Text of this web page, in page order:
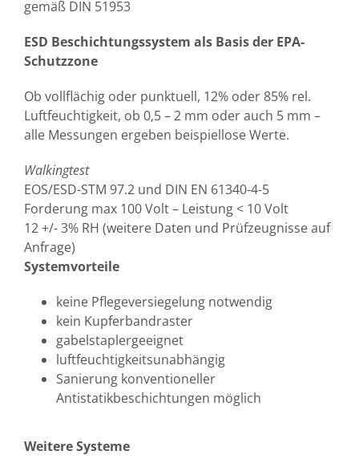
gemäß DIN 51953
ESD Beschichtungssystem als Basis der EPA-
Schutzzone
Ob vollflächig oder punktuell, 12% oder 85% rel.
Luftfeuchtigkeit, ob 0,5 – 2 mm oder auch 5 mm –
alle Messungen ergeben beispiellose Werte.
Walkingtest
EOS/ESD-STM 97.2 und DIN EN 61340-4-5
Forderung max 100 Volt – Leistung < 10 Volt
12 +/- 3% RH (weitere Daten und Prüfzeugnisse auf
Anfrage)
Systemvorteile
keine Pflegeversiegelung notwendig
kein Kupferbandraster
gabelstaplergeeignet
luftfeuchtigkeitsunabhängig
Sanierung konventioneller
Antistatikbeschichtungen möglich
Weitere Systeme